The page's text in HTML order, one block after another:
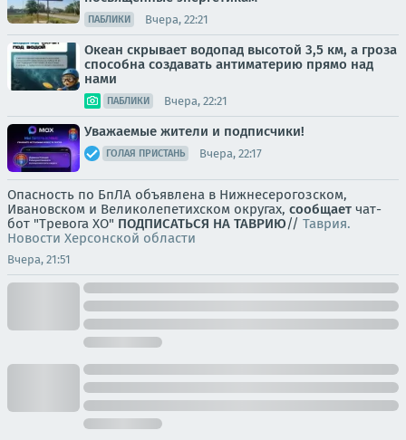
ПАБЛИКИ Вчера, 22:21
Океан скрывает водопад высотой 3,5 км, а гроза
способна создавать антиматерию прямо над
нами
ПАБЛИКИ Вчера, 22:21
Уважаемые жители и подписчики!
ГОЛАЯ ПРИСТАНЬ Вчера, 22:17
Опасность по БпЛА объявлена в Нижнесерогозском,
Ивановском и Великолепетихском округах, сообщает чат-
бот "Тревога ХО" ПОДПИСАТЬСЯ НА ТАВРИЮ// Таврия.
Новости Херсонской области
Вчера, 21:51